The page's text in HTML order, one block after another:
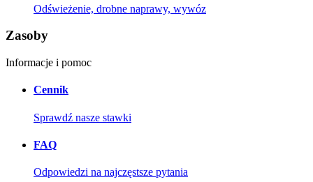
Odświeżenie, drobne naprawy, wywóz
Zasoby
Informacje i pomoc
Cennik
Sprawdź nasze stawki
FAQ
Odpowiedzi na najczęstsze pytania